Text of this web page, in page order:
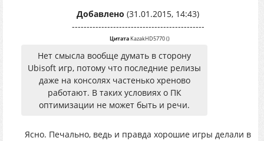
Добавлено (31.01.2015, 14:43)
---------------------------------------------
ЦитатаKazakHD5770()
Нет смысла вообще думать в сторону
Ubisoft игр, потому что последние релизы
даже на консолях частенько хреново
работают. В таких условиях о ПК
оптимизации не может быть и речи.
Ясно. Печально, ведь и правда хорошие игры делали в